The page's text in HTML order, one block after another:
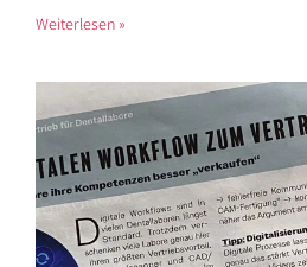
Weiterlesen »